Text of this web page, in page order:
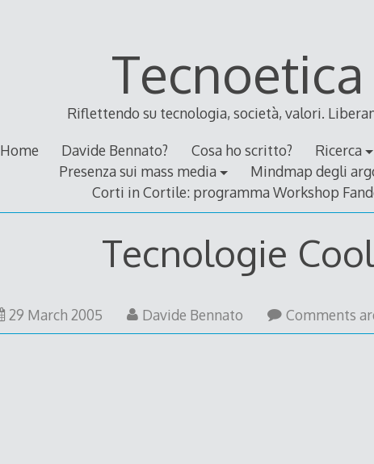
Tecnoetica
Riflettendo su tecnologia, società, valori.
Home Davide Bennato? Cosa ho scritto? Ricerca
Presenza sui mass media
Mindmap degli
Corti in Cortile: programma Workshop
Tecnologie Cool
29 March 20059
May
Davide Bennato Comments